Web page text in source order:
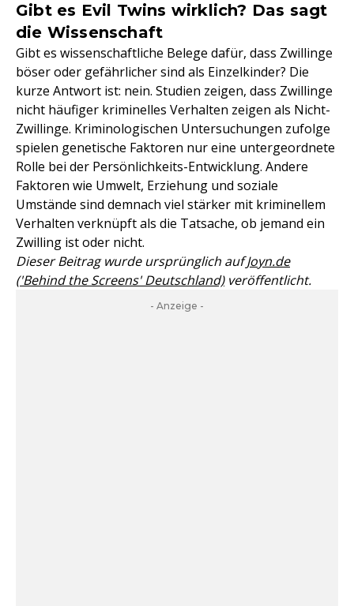
Gibt es Evil Twins wirklich? Das sagt
die Wissenschaft
Gibt es wissenschaftliche Belege dafür, dass Zwillinge
böser oder gefährlicher sind als Einzelkinder? Die
kurze Antwort ist: nein. Studien zeigen, dass Zwillinge
nicht häufiger kriminelles Verhalten zeigen als Nicht-
Zwillinge. Kriminologischen Untersuchungen zufolge
spielen genetische Faktoren nur eine untergeordnete
Rolle bei der Persönlichkeits-Entwicklung. Andere
Faktoren wie Umwelt, Erziehung und soziale
Umstände sind demnach viel stärker mit kriminellem
Verhalten verknüpft als die Tatsache, ob jemand ein
Zwilling ist oder nicht.
Dieser Beitrag wurde ursprünglich aufJoyn.de
('Behind the Screens' Deutschland)veröffentlicht.
- Anzeige -